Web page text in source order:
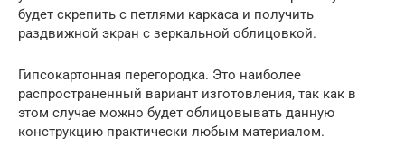
будет скрепить с петлями каркаса и получить
раздвижной экран с зеркальной облицовкой.
Гипсокартонная перегородка. Это наиболее
распространенный вариант изготовления, так как в
этом случае можно будет облицовывать данную
конструкцию практически любым материалом.